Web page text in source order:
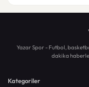
Yazar Spor - Futbol,
dakika
Kategoriler